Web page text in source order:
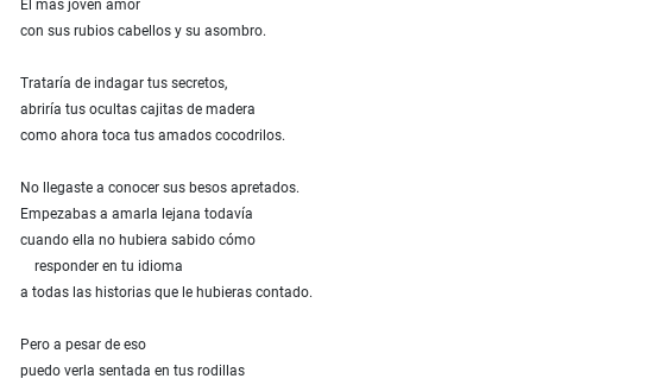
El más joven amor
con sus rubios cabellos y su asombro.
Trataría de indagar tus secretos,
abriría tus ocultas cajitas de madera
como ahora toca tus amados cocodrilos.
No llegaste a conocer sus besos apretados.
Empezabas a amarla lejana todavía
cuando ella no hubiera sabido cómo
responder en tu idioma
a todas las historias que le hubieras contado.
Pero a pesar de eso
puedo verla sentada en tus rodillas